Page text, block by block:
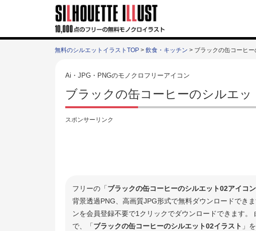
無料のシルエットイラストTOP > 飲食・キッチン > ブラックの缶コーヒ
Ai・JPG・PNGのモノクロフリーアイコン
ブラックの缶コーヒーのシルエッ
スポンサーリンク
フリーの「ブラックの缶コーヒーのシルエット02アイコン
背景透過PNG、高画質JPG形式で無料ダウンロードでき
ンを会員登録不要で1クリックでダウンロードできます
で、「ブラックの缶コーヒーのシルエット02イラスト 」